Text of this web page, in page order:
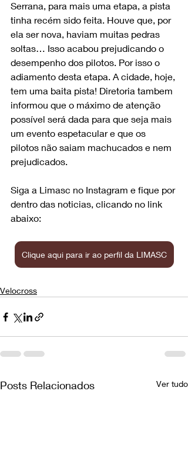
Serrana, para mais uma etapa, a pista
tinha recém sido feita. Houve que, por
ela ser nova, haviam muitas pedras
soltas… Isso acabou prejudicando o
desempenho dos pilotos. Por isso o
adiamento desta etapa. A cidade, hoje,
tem uma baita pista! Diretoria tambem
informou que o máximo de atenção
possível será dada para que seja mais
um evento espetacular e que os
pilotos não saiam machucados e nem
prejudicados.
Siga a Limasc no Instagram e fique por
dentro das noticias, clicando no link
abaixo:
Clique aqui para ir ao perfil da LIMASC
Velocross
Posts Relacionados Ver tudo